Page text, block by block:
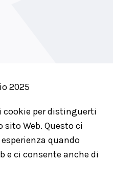
2025
cookie per distinguerti
Web. Questo ci
quando
e ci consente anche di